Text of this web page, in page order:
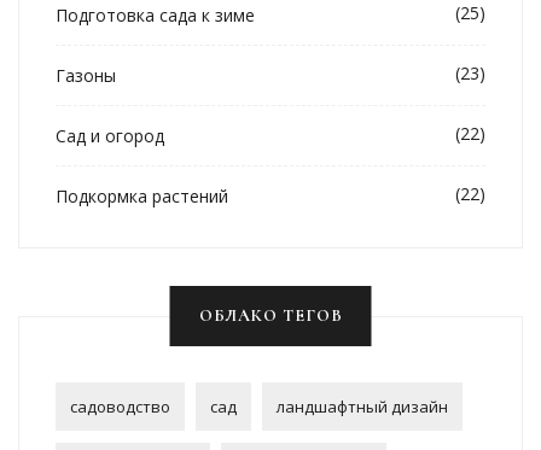
Подготовка сада к зиме (25)
Газоны (23)
Сад и огород (22)
Подкормка растений (22)
ОБЛАКО ТЕГОВ
садоводство сад ландшафтный дизайн